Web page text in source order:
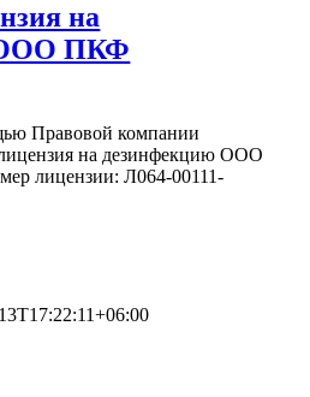
на
ООО ПКФ
Правовой компании
на дезинфекцию ООО
лицензии: Л064-00111-